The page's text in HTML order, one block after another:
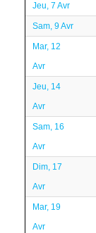
Jeu, 7 Avr
Sam, 9 Avr
Mar, 12
Avr
Jeu, 14
Avr
Sam, 16
Avr
Dim, 17
Avr
Mar, 19
Avr